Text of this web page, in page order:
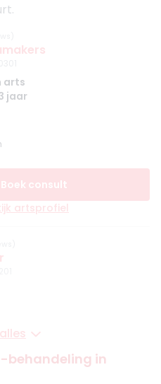
arts
jaar
Boek consult
artsprofiel
behandeling in